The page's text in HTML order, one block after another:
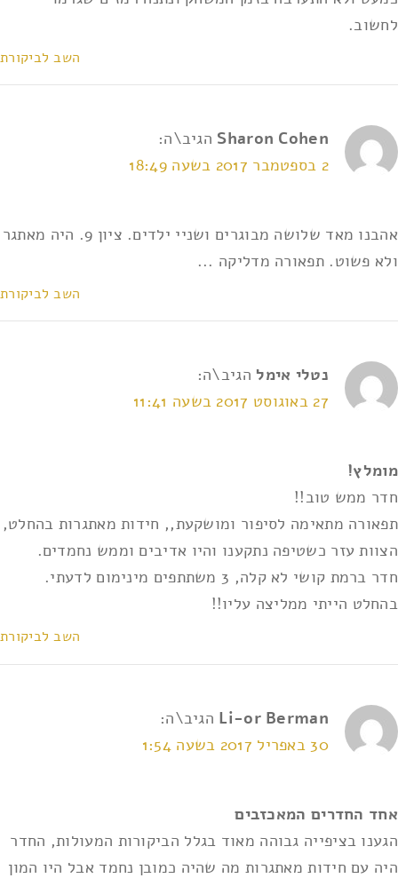
לחשוב.
השב לביקורת
Sharon Cohen הגיב\ה:
2 בספטמבר 2017 בשעה 18:49
אהבנו מאד שלושה מבוגרים ושניי ילדים. ציון 9. היה מאתגר
ולא פשוט. תפאורה מדליקה ...
השב לביקורת
נטלי אימל הגיב\ה:
27 באוגוסט 2017 בשעה 11:41
מומלץ!
חדר ממש טוב!!
תפאורה מתאימה לסיפור ומושקעת,, חידות מאתגרות בהחלט,
הצוות עזר כשטיפה נתקענו והיו אדיבים וממש נחמדים.
חדר ברמת קושי לא קלה, 3 משתתפים מינימום לדעתי.
בהחלט הייתי ממליצה עליו!!
השב לביקורת
Li-or Berman הגיב\ה:
30 באפריל 2017 בשעה 1:54
אחד החדרים המאכזבים
הגענו בציפייה גבוהה מאוד בגלל הביקורות המעולות, החדר
היה עם חידות מאתגרות מה שהיה כמובן נחמד אבל היו המון